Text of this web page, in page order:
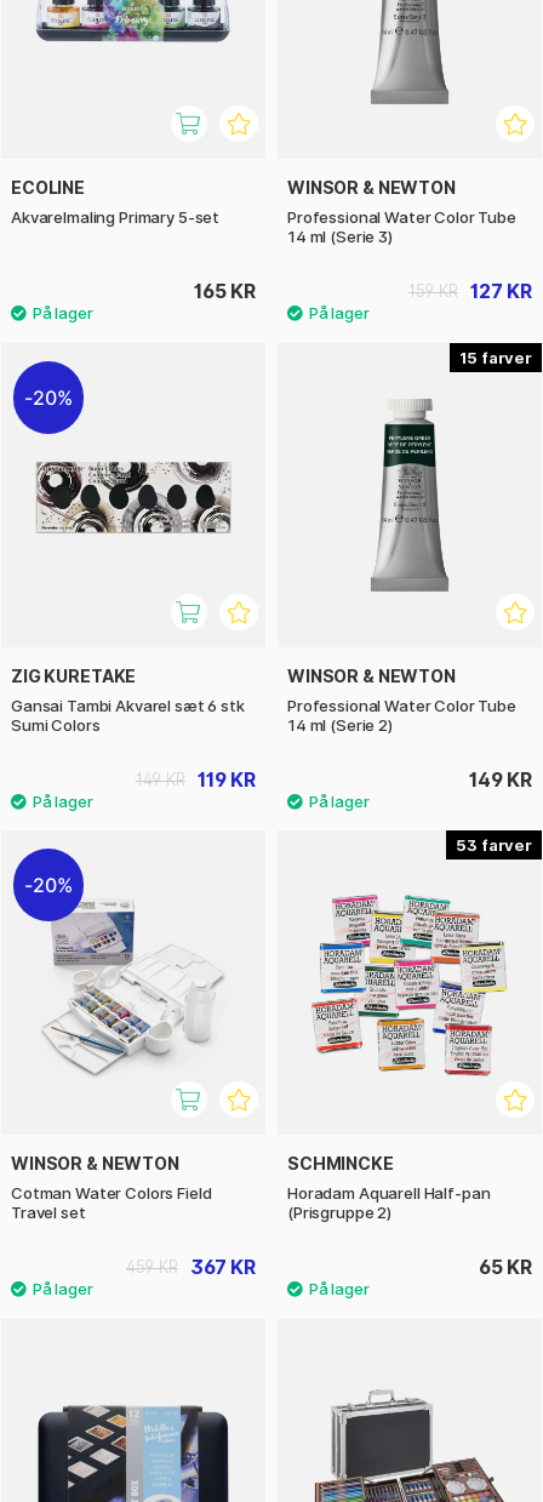
ECOLINE
Akvarelmaling Primary 5-set
165 KR
WINSOR & NEWTON
Professional Water Color Tube
14 ml (Serie 3)
127 KR
159 KR
20%
ZIG KURETAKE
Gansai Tambi Akvarel sæt 6 stk
Sumi Colors
119 KR
149 KR
15
WINSOR & NEWTON
Professional Water Color Tube
14 ml (Serie 2)
149 KR
20%
WINSOR & NEWTON
Cotman Water Colors Field
Travel set
367 KR
459 KR
53
SCHMINCKE
Horadam Aquarell Half-pan
(Prisgruppe 2)
65 KR